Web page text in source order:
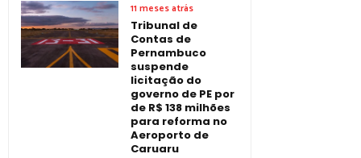
11 meses atrás
Tribunal de
Contas de
Pernambuco
suspende
licitação do
governo de PE por
de R$ 138 milhões
para reforma no
Aeroporto de
Caruaru